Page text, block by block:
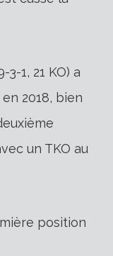
1, 21 KO) a
2018, bien
un TKO au
position